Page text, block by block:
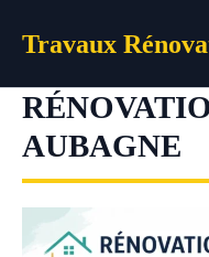
Travaux
AUBAGNE